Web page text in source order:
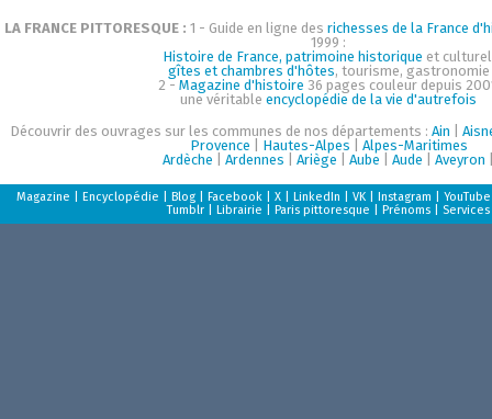
LA FRANCE PITTORESQUE : 1 - Guide en ligne des richesses de la France
1999 :
Histoire de France, patrimoine historique et
gîtes et chambres d'hôtes, tourisme, gastronomie
2 - Magazine d'histoire 36 pages couleur depuis
une véritableencyclopédie de la vie d'autrefois
Découvrir des ouvrages sur les communes de nos départements :Ain |
Provence
Hautes-Alpes
Alpes-Maritimes
Ardèche |Ardennes |Ariège |Aube |Aude |Aveyron
Magazine |Encyclopédie |Blog |Facebook |X |LinkedIn |VK |Instagram |YouTube
Tumblr |Librairie |Paris pittoresque |Prénoms Services